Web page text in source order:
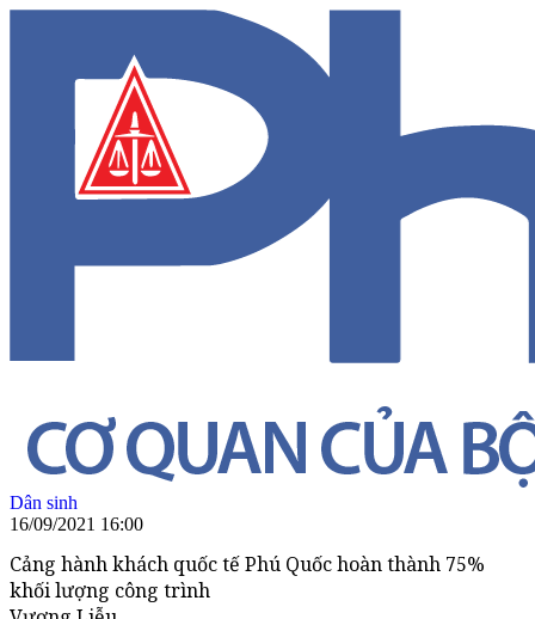
Dân sinh
16/09/2021 16:00
Cảng hành khách quốc tế Phú Quốc hoàn thành 75%
khối lượng công trình